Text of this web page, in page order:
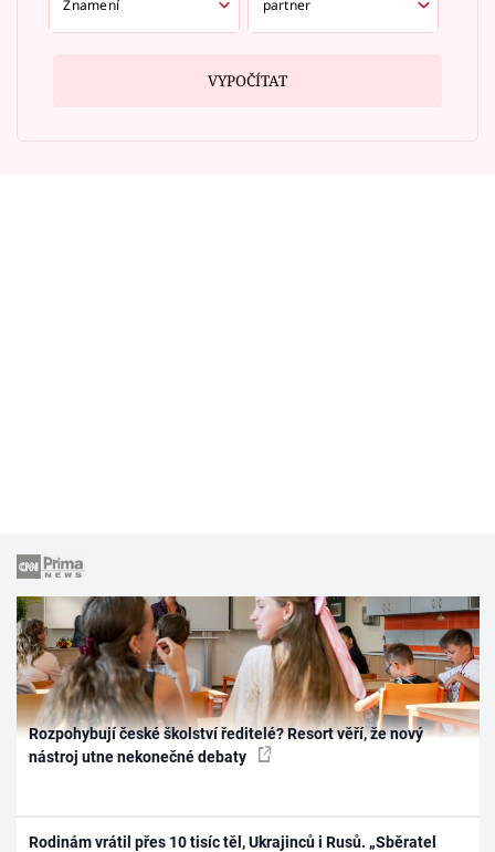
VYPOČÍTAT
Rozpohybují české školství ředitelé? Resort věří, že nový
nástroj utne nekonečné debaty
Rodinám vrátil přes 10 tisíc těl, Ukrajinců i Rusů. „Sběratel